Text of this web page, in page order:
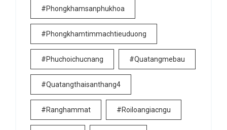
#phongkhamsanphukhoa
#phongkhamtimmachtieuduong
#phuchoichucnang #quatangmebau
#quatangthaisanthang4
#ranghammat #roiloangiacngu